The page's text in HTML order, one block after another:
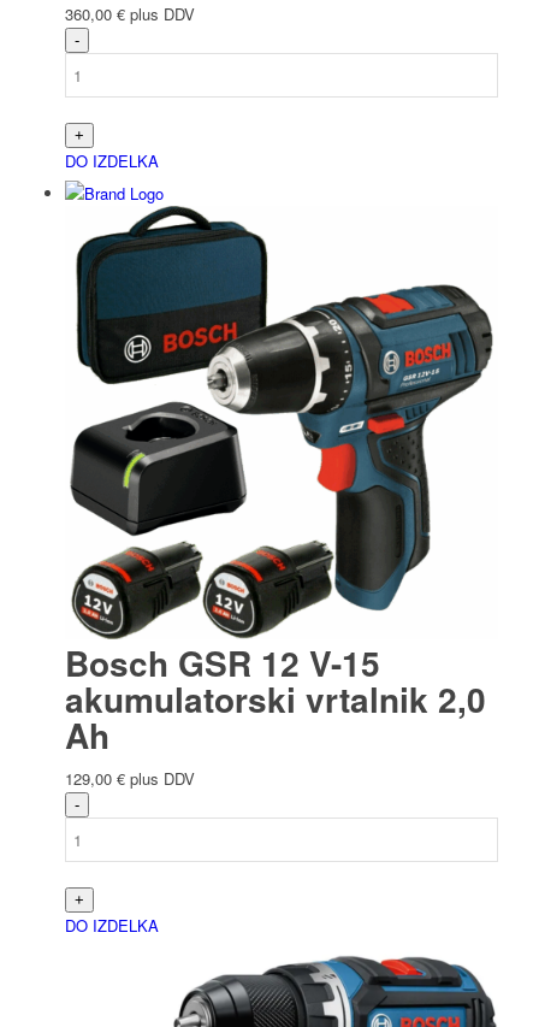
360,00 € plus DDV
DO IZDELKA
Bosch GSR 12 V-15
akumulatorski vrtalnik 2,0
Ah
129,00 € plus DDV
DO IZDELKA